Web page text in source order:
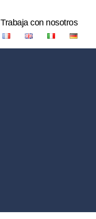
Trabaja con nosotros